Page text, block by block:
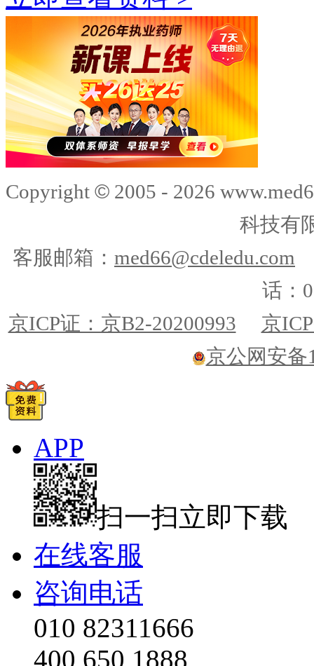
Copyright © 2005 - 2026
科技有
客服邮箱： med66@cdeledu.com
话：
京ICP证：京B2-20200993
京
京公网安备
APP
扫一扫立即下载
在线客服
咨询电话
010 82311666
400 650 1888